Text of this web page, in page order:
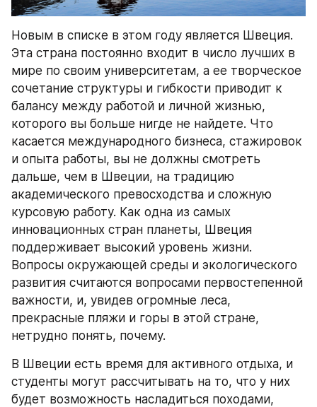
Новым в списке в этом году является Швеция.
Эта страна постоянно входит в число лучших в
мире по своим университетам, а ее творческое
сочетание структуры и гибкости приводит к
балансу между работой и личной жизнью,
которого вы больше нигде не найдете. Что
касается международного бизнеса, стажировок
и опыта работы, вы не должны смотреть
дальше, чем в Швеции, на традицию
академического превосходства и сложную
курсовую работу. Как одна из самых
инновационных стран планеты, Швеция
поддерживает высокий уровень жизни.
Вопросы окружающей среды и экологического
развития считаются вопросами первостепенной
важности, и, увидев огромные леса,
прекрасные пляжи и горы в этой стране,
нетрудно понять, почему.
В Швеции есть время для активного отдыха, и
студенты могут рассчитывать на то, что у них
будет возможность насладиться походами,